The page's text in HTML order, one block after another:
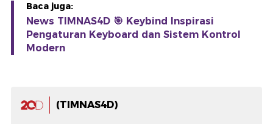
Baca juga:
News TIMNAS4D 🎯 Keybind Inspirasi
Pengaturan Keyboard dan Sistem Kontrol
Modern
(TIMNAS4D)